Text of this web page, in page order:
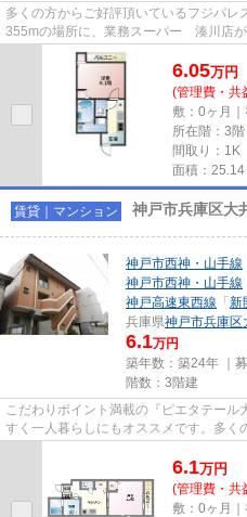
多くの方からご好評頂いているフジパレ
355mの場所に、業務スーパー 湊川店
満足の物件はこちらです。付近に...
6.05万円
(管理費・共
敷：0ヶ月｜
所在階：3階
間取り：1K
面積：25.14
賃貸｜マンション 神戸市兵庫区大
神戸市西神・山手線
神戸市西神・山手線
神戸高速東西線 「 新
兵庫県神戸市兵庫区
6.1万円
築年数：築24年 ｜募
階数：3階建
こだわりポイント満載の『ピエタテー
すく一人暮らしにもオススメです。多く
6.1万円
(管理費・共
敷：0ヶ月｜